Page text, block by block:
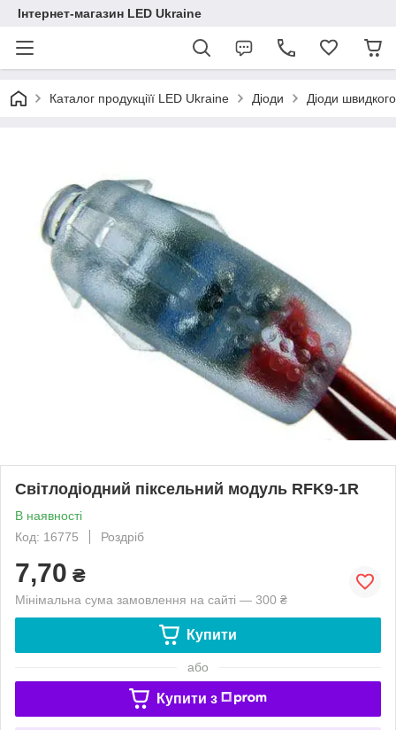
Інтернет-магазин LED Ukraine
Каталог продукціїї LED Ukraine Діоди Діоди
Світлодіодний піксельний модуль RFK9-1R
В наявності
Код: 16775
Роздріб
7,70 ₴
Мінімальна сума замовлення на сайті — 300 ₴
Купити
або
Купити з